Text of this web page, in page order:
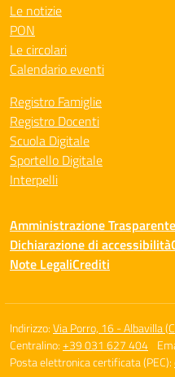
Le notizie
PON
Le circolari
Calendario eventi
Registro Famiglie
Registro Docenti
Scuola Digitale
Sportello Digitale
Interpelli
Amministrazione Trasparente
Dichiarazione di accessibilità
Note LegaliCrediti
Indirizzo:Via Porro, 16 - Albavilla
Centralino:+39 031 627 404
Posta elettronica certificata (PEC):